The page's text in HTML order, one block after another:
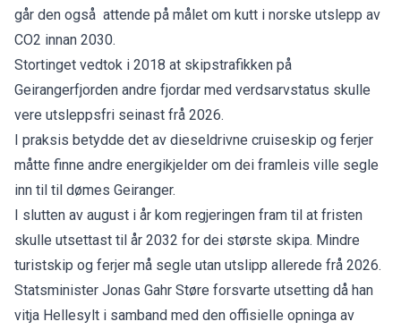
går den også attende på målet om kutt i norske utslepp av
CO2 innan 2030.
Stortinget vedtok i 2018 at skipstrafikken på
Geirangerfjorden andre fjordar med verdsarvstatus skulle
vere utsleppsfri seinast frå 2026.
I praksis betydde det av dieseldrivne cruiseskip og ferjer
måtte finne andre energikjelder om dei framleis ville segle
inn til til dømes Geiranger.
I slutten av august i år kom regjeringen fram til at fristen
skulle utsettast til år 2032 for dei største skipa. Mindre
turistskip og ferjer må segle utan utslipp allerede frå 2026.
Statsminister Jonas Gahr Støre forsvarte utsetting då han
vitja Hellesylt i samband med den offisielle opninga av